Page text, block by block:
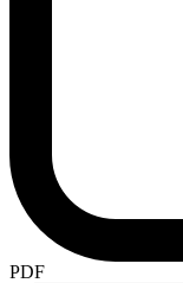
PDF